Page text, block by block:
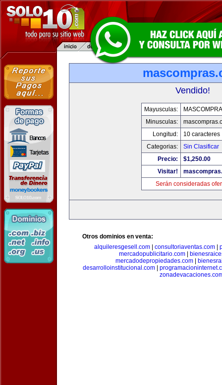
Vendido!
Mayusculas:
Minusculas:
Longitud:
10 caracteres
Categorias:
Sin Clasificar
Precio:
$1,250.00
Visitar!
Serán consideradas
Otros dominios en venta:
alquileresgesell.com
consultoriaventas.com
mercadopublicitario.com|
mercadodepropiedades.com
desarrolloinstitucional.com